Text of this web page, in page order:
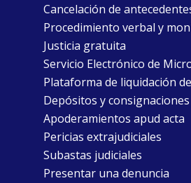
Cancelación de
Procedimiento verbal y
Justicia gratuita
Servicio Electrónico de
Plataforma de liquidación
Depósitos y
Apoderamientos apud acta
Pericias extrajudiciales
Subastas judiciales
Presentar una denuncia